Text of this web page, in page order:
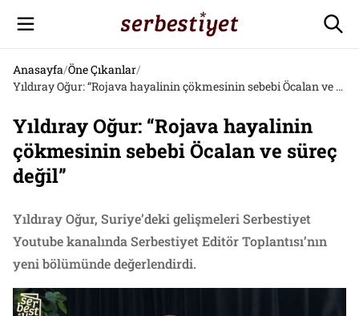
Anasayfa/Öne Çıkanlar/
Yıldıray Oğur: “Rojava hayalinin çökmesinin sebebi Öcalan ve süreç değil”
Yıldıray Oğur: “Rojava hayalinin
çökmesinin sebebi Öcalan ve süreç
değil”
Yıldıray Oğur, Suriye’deki gelişmeleri Serbestiyet
Youtube kanalında Serbestiyet Editör Toplantısı’nın
yeni bölümünde değerlendirdi.